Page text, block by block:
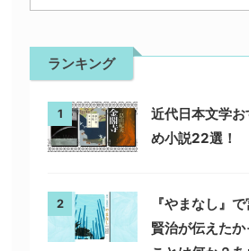
ランキング
1
近代日本文学お
め小説22選！
2
『やまなし』
賢治が伝えたか